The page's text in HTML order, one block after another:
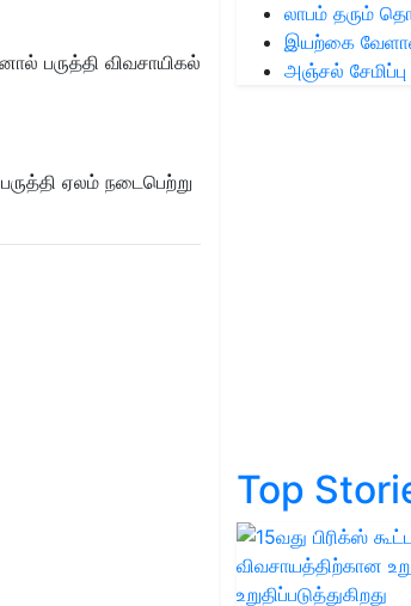
பருத்தி விவசாயிகல்
ஏலம் நடைபெற்று
லாபம் தரும்
இயற்கை
அஞ்சல்
Top